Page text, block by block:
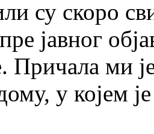
су ско­ро
јав­ног
При­ча­ла ми
у ко­јем